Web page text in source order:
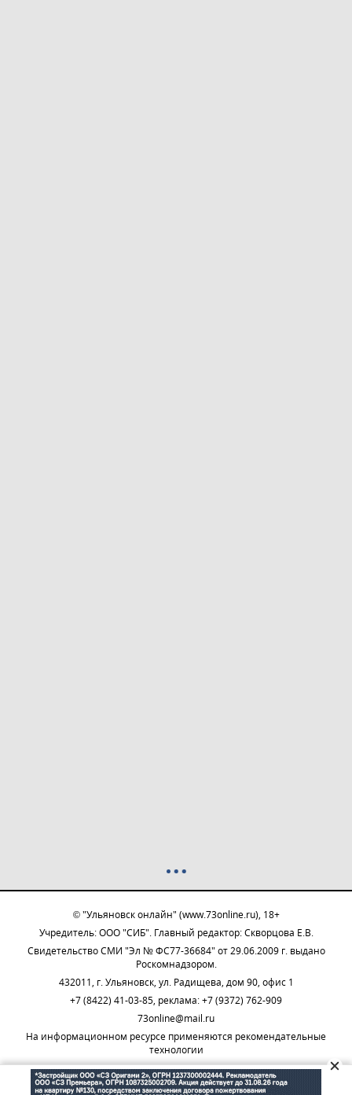
© "Ульяновск онлайн" (www.73online.ru), 18+
Учредитель: ООО "СИБ". Главный редактор: Скворцова Е.В.
Свидетельство СМИ "Эл № ФС77-36684" от 29.06.2009 г. выдано
Роскомнадзором.
432011, г. Ульяновск, ул. Радищева, дом 90, офис 1
+7 (8422) 41-03-85, реклама: +7 (9372) 762-909
73online@mail.ru
На информационном ресурсе применяются рекомендательные
технологии